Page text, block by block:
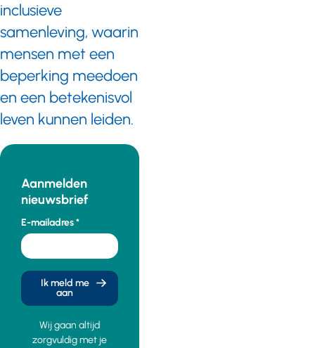
inclusieve
samenleving, waarin
mensen met een
beperking meedoen
en een betekenisvol
leven kunnen leiden.
Aanmelden
nieuwsbrief
E-mailadres
Ik meld me
aan
Wij gaan altijd
zorgvuldig met je